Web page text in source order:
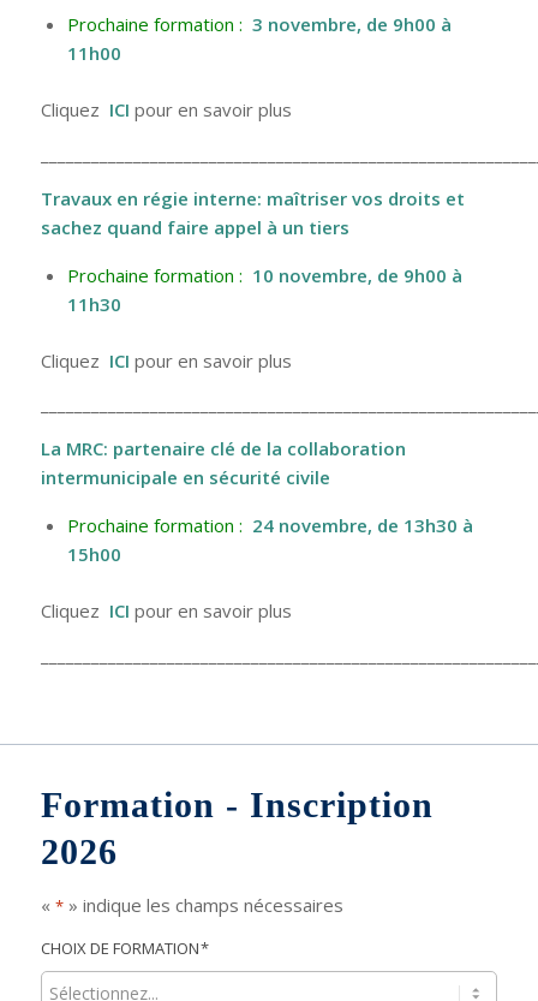
Prochaine formation : 3 novembre, de 9h00 à
11h00
Cliquez ICI pour en savoir plus
Travaux en régie interne: maîtriser vos droits et
sachez quand faire appel à un tiers
Prochaine formation : 10 novembre, de 9h00 à
11h30
Cliquez ICI pour en savoir plus
La MRC: partenaire clé de la collaboration
intermunicipale en sécurité civile
Prochaine formation : 24 novembre, de 13h30 à
15h00
Cliquez ICI pour en savoir plus
Formation - Inscription
2026
« *» indique les champs nécessaires
CHOIX DE FORMATION*